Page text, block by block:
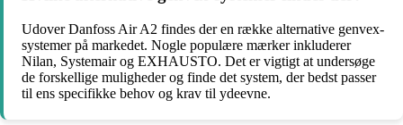
Udover Danfoss Air A2 findes der en række alternative genvex-
systemer på markedet. Nogle populære mærker inkluderer
Nilan, Systemair og EXHAUSTO. Det er vigtigt at undersøge
de forskellige muligheder og finde det system, der bedst passer
til ens specifikke behov og krav til ydeevne.